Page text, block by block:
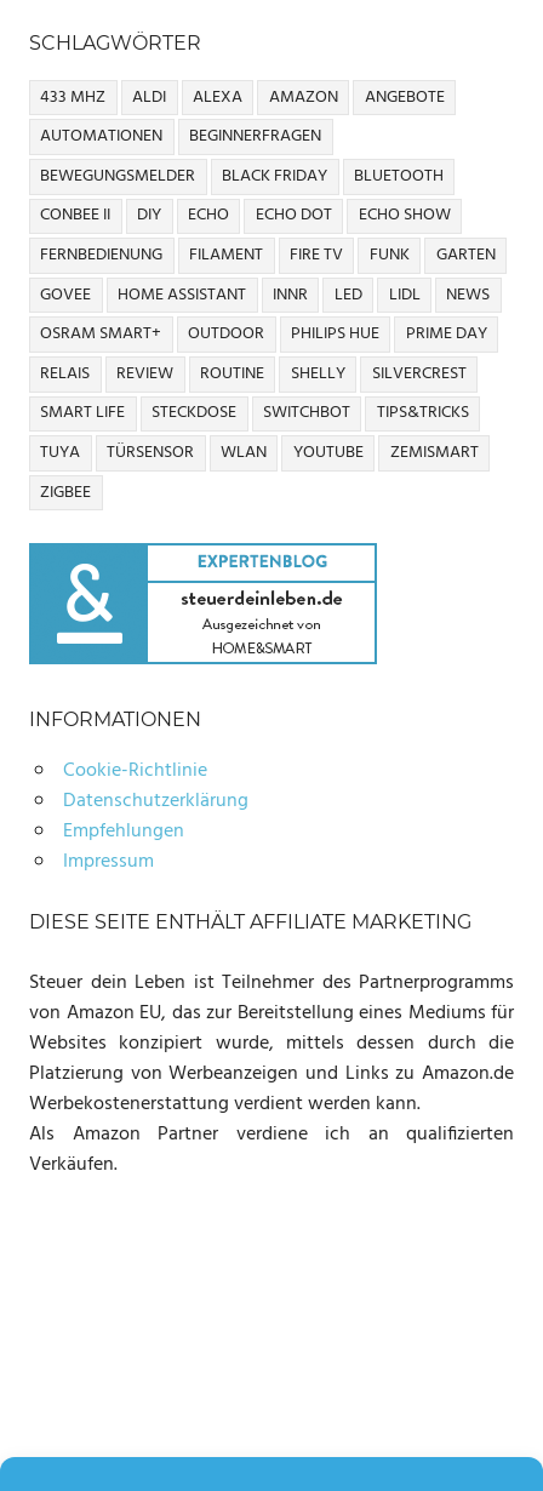
SCHLAGWÖRTER
433 MHZ ALDI ALEXA AMAZON
ANGEBOTE
AUTOMATIONEN
BEGINNERFRAGEN
BEWEGUNGSMELDER
BLACK FRIDAY
BLUETOOTH
CONBEE II
DIY ECHO ECHO DOT
ECHO SHOW
FERNBEDIENUNG
FILAMENT FIRE TV FUNK
GARTEN
GOVEE
HOME ASSISTANT INNR LED LIDL
NEWS
OSRAM SMART+
OUTDOOR PHILIPS HUE
PRIME DAY
RELAIS
REVIEW ROUTINE SHELLY
SILVERCREST
SMART LIFE
STECKDOSE SWITCHBOT
TIPS&TRICKS
TUYA
TÜRSENSOR WLAN YOUTUBE
ZEMISMART
ZIGBEE
INFORMATIONEN
Cookie-Richtlinie
Datenschutzerklärung
Empfehlungen
Impressum
DIESE SEITE ENTHÄLT AFFILIATE MARKETING
Steuer dein Leben ist Teilnehmer des Partnerprogramms
von Amazon EU, das zur Bereitstellung eines Mediums für
Websites konzipiert wurde, mittels dessen durch die
Platzierung von Werbeanzeigen und Links zu Amazon.de
Werbekostenerstattung verdient werden kann.
Als Amazon Partner verdiene ich an qualifizierten
Verkäufen.